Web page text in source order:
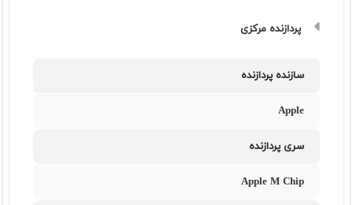
پردازنده مرکزی
سازنده پردازنده
Apple
سری پردازنده
Apple M Chip